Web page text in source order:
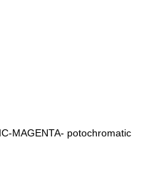
MAGENTA- potochromatic